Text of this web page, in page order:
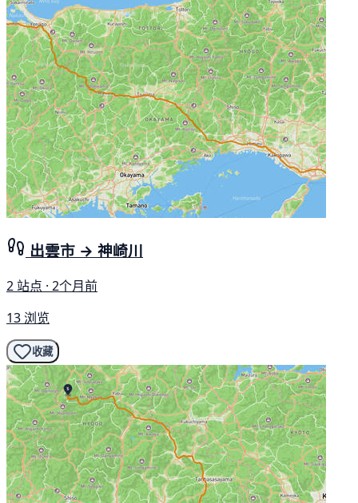
出雲市 → 神崎川
2 站点 · 2个月前
13 浏览
收藏